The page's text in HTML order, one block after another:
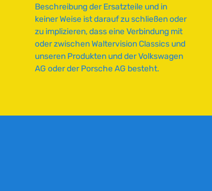
Beschreibung der Ersatzteile und in
keiner Weise ist darauf zu schließen oder
zu implizieren, dass eine Verbindung mit
oder zwischen Waltervision Classics und
unseren Produkten und der Volkswagen
AG oder der Porsche AG besteht.